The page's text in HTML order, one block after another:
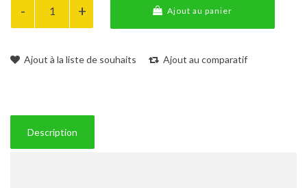
Ajout au panier
Ajout à la liste de souhaits Ajout au comparatif
Description